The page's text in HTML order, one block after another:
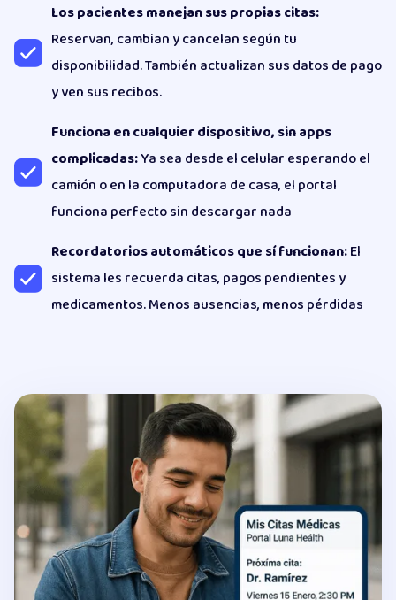
Los pacientes manejan sus propias citas:
Reservan, cambian y cancelan según tu
disponibilidad. También actualizan sus datos de pago
y ven sus recibos.
Funciona en cualquier dispositivo, sin apps
complicadas:Ya sea desde el celular esperando el
camión o en la computadora de casa, el portal
funciona perfecto sin descargar nada
Recordatorios automáticos que sí funcionan:El
sistema les recuerda citas, pagos pendientes y
medicamentos. Menos ausencias, menos pérdidas